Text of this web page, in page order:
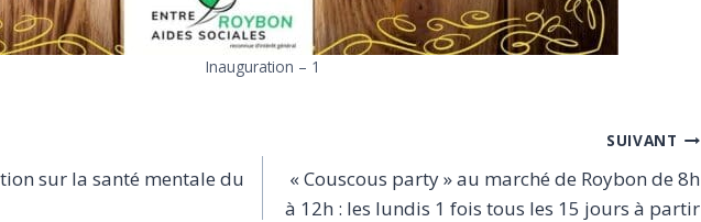
Inauguration – 1
sur la santé mentale du
SUIVANT
« Couscous party » au marché de Roybon de 8h
à 12h : les lundis 1 fois tous les 15 jours à partir